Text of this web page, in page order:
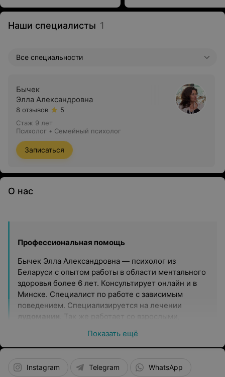
читателей
Наши специалисты 1
Все специальности
Бычек
Элла Александровна
8 отзывов
5
Стаж 9 лет
Психолог • Семейный психолог
Записаться
О нас
Профессиональная помощь
Бычек Элла Александровна — психолог из
Беларуси с опытом работы в области ментального
здоровья более 6 лет. Консультирует онлайн и в
Минске. Специалист по работе с зависимым
поведением. Специализируется на лечении
лудомании
. Так же работает со взрослыми,
отсутствием мотивации, апатией, проблемами во
взаимоотношениях с родителями, детьми,
Показать ещё
Instagram Telegram WhatsApp